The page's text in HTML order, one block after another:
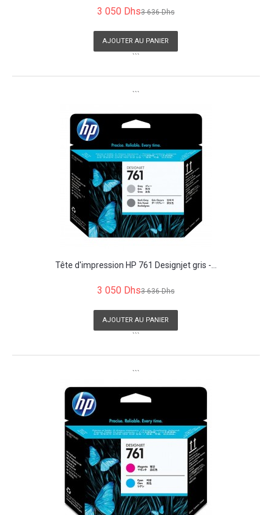
3 050 Dhs3 636 Dhs
AJOUTER AU PANIER
```
```
Tête d'impression HP 761 Designjet gris -...
3 050 Dhs3 636 Dhs
AJOUTER AU PANIER
```
```